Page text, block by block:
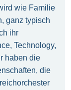
wie Familie
ganz typisch
ihr
Technology,
haben die
die